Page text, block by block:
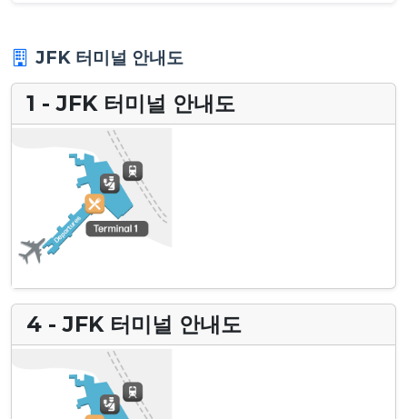
JFK 터미널 안내도
1 - JFK 터미널 안내도
4 - JFK 터미널 안내도